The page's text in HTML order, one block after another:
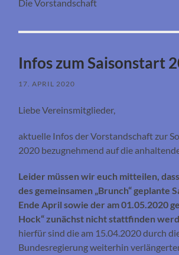
Die Vorstandschaft
Infos zum Saisonstart
17. APRIL 2020
Liebe Vereinsmitglieder,
aktuelle Infos der Vorstandschaft zur
2020 bezugnehmend auf die
Leider müssen wir euch mitteilen,
des gemeinsamen „Brunch“ geplante
Ende April sowie der am 01.05.2020
Hock“ zunächst nicht stattfinden
hierfür sind die am 15.04.2020 durch
Bundesregierung weiterhin